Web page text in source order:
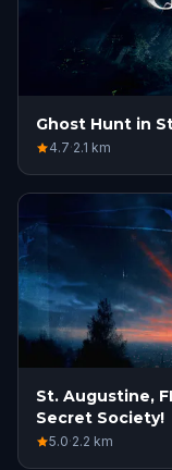
Ghost Hunt in
4.7·2.1 km
St. Augustine,
Secret Society!
5.0·2.2 km